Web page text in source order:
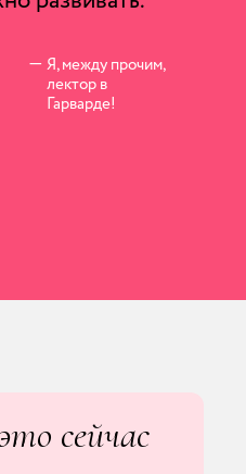
Я, между прочим,
лектор в
Гарварде!
—
сейчас